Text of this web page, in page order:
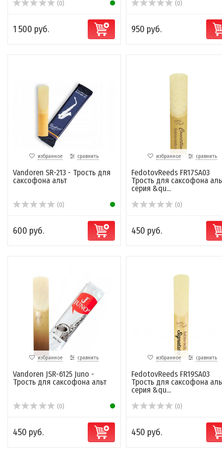
(0)
1 500 руб.
(0)
950 руб.
избранное сравнить
Vandoren SR-213 - Трость для
саксофона альт
(0)
600 руб.
избранное сравнить
FedotovReeds FR17SA03
Трость для саксофона
серия &qu...
(0)
450 руб.
избранное сравнить
Vandoren JSR-6125 Juno -
Трость для саксофона альт
(0)
450 руб.
избранное сравнить
FedotovReeds FR19SA03
Трость для саксофона
серия &qu...
(0)
450 руб.